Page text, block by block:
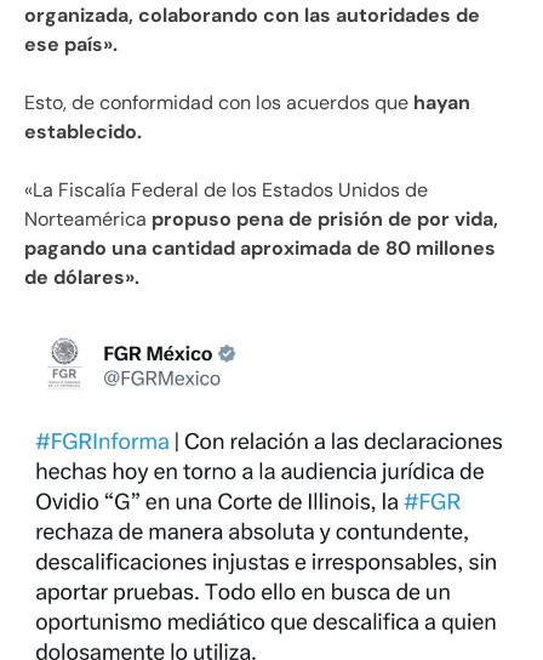
organizada, colaborando con las autoridades de
ese país».
Esto, de conformidad con los acuerdos que hayan
establecido.
«La Fiscalía Federal de los Estados Unidos de
Norteamérica propuso pena de prisión de por vida,
pagando una cantidad aproximada de 80 millones
de dólares».